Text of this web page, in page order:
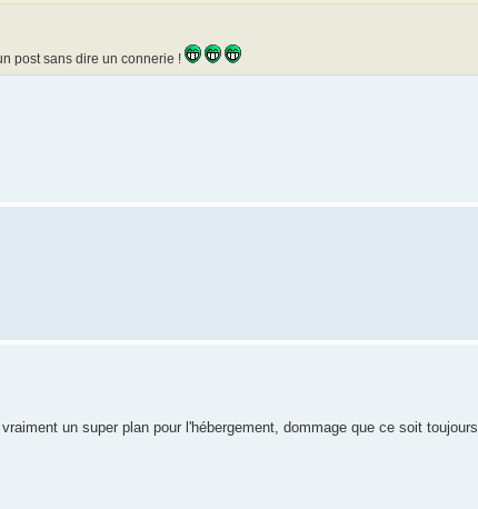
post sans dire un connerie !
un super plan pour l'hébergement, dommage que ce soit toujours